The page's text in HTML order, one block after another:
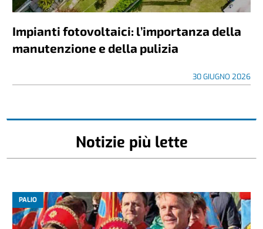
Impianti fotovoltaici: l’importanza della
manutenzione e della pulizia
30 GIUGNO 2026
Notizie più lette
PALIO